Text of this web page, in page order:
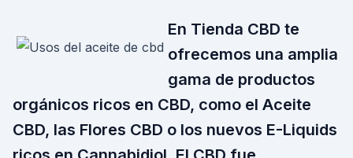
En Tienda CBD te
ofrecemos una amplia
gama de productos
orgánicos ricos en CBD, como el Aceite
CBD, las Flores CBD o los nuevos E-Liquids